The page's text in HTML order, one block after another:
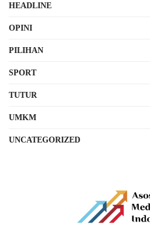
HEADLINE
OPINI
PILIHAN
SPORT
TUTUR
UMKM
UNCATEGORIZED